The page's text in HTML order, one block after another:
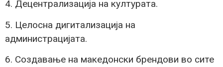
4. Децентрализација на културата.
5. Целосна дигитализација на
администрацијата.
6. Создавање на македонски брендови во сите